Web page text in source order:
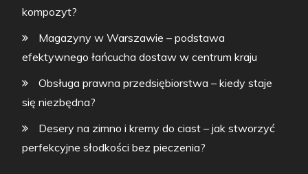
kompozyt?
Magazyny w Warszawie – podstawa
efektywnego łańcucha dostaw w centrum kraju
Obsługa prawna przedsiębiorstwa – kiedy staje
się niezbędna?
Desery na zimno i kremy do ciast – jak stworzyć
perfekcyjne słodkości bez pieczenia?